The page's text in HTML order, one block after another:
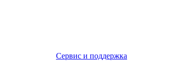
Сервис и поддержка